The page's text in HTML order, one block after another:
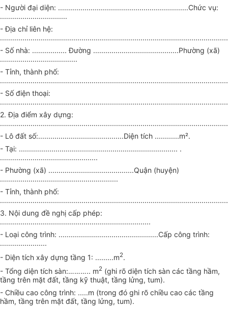
- Người đại diện: ................................................................Chức vụ:
.................................
- Địa chỉ liên hệ:
...............................................................
- Số nhà: ................. Đường ..........................................Phường (xã)
......................................
- Tỉnh, thành phố:
........................................................................
- Số điện thoại:
................................................................................................................
2. Địa điểm xây dựng:
.............................................
- Lô đất số:..........................................Diện tích ............m².
- Tại: .............................................................................. .
................................................
- Phường (xã) ..........................................Quận (huyện)
..........................................................
- Tỉnh, thành phố:
........................................................
3. Nội dung đề nghị cấp phép:
..........................................................................
- Loại công trình: .................................................Cấp công trình:
.......................
- Diện tích xây dựng tầng 1: .........m2.
- Tổng diện tích sàn:……….. m2 (ghi rõ diện tích sàn các tầng hầm,
tầng trên mặt đất, tầng kỹ thuật, tầng lửng, tum).
- Chiều cao công trình: .....m (trong đó ghi rõ chiều cao các tầng
hầm, tầng trên mặt đất, tầng lửng, tum).